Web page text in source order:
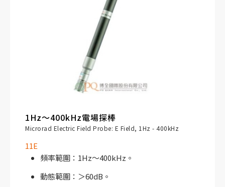
1Hz～400kHz電場探棒
Microrad Electric Field Probe: E Field, 1Hz - 400kHz
11E
頻率範圍：1Hz～400kHz。
動態範圍：＞60dB。